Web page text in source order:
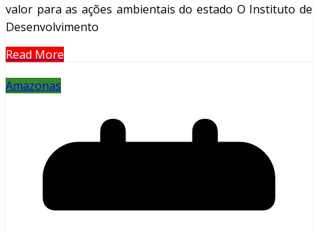
valor para as ações ambientais do estado O Instituto de
Desenvolvimento
Read More
Amazonas